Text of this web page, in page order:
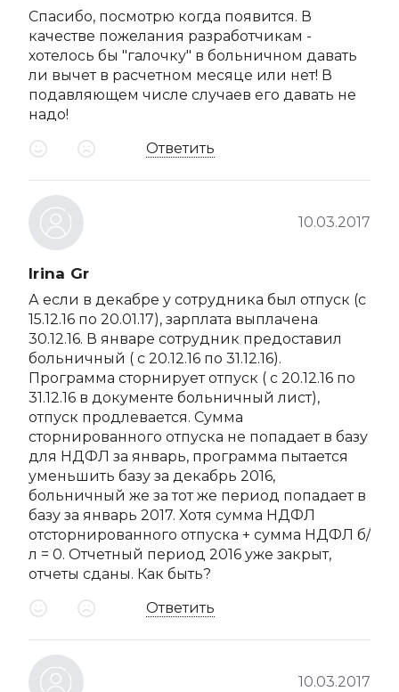
Спасибо, посмотрю когда появится. В
качестве пожелания разработчикам -
хотелось бы "галочку" в больничном давать
ли вычет в расчетном месяце или нет! В
подавляющем числе случаев его давать не
надо!
Ответить
Irina Gr
10.03.2017
А если в декабре у сотрудника был отпуск (с
15.12.16 по 20.01.17), зарплата выплачена
30.12.16. В январе сотрудник предоставил
больничный ( с 20.12.16 по 31.12.16).
Программа сторнирует отпуск ( с 20.12.16 по
31.12.16 в документе больничный лист),
отпуск продлевается. Сумма
сторнированного отпуска не попадает в базу
для НДФЛ за январь, программа пытается
уменьшить базу за декабрь 2016,
больничный же за тот же период попадает в
базу за январь 2017. Хотя сумма НДФЛ
отсторнированного отпуска + сумма НДФЛ б/
л = 0. Отчетный период 2016 уже закрыт,
отчеты сданы. Как быть?
Ответить
10.03.2017